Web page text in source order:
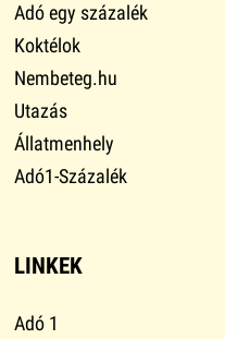
Adó egy százalék
Koktélok
Nembeteg.hu
Utazás
Állatmenhely
Adó1-Százalék
LINKEK
Adó 1